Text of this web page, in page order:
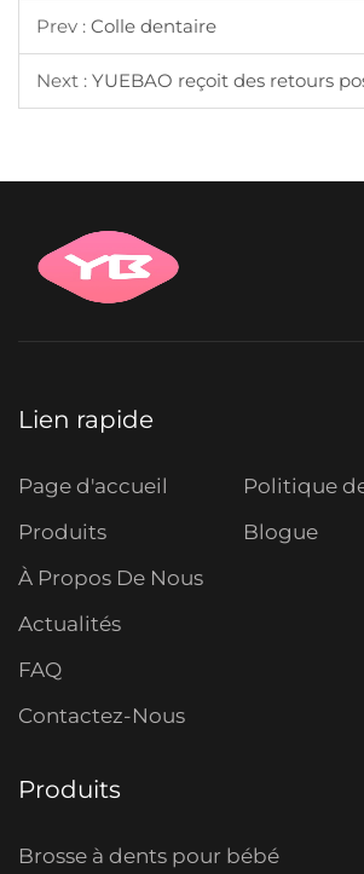
Prev : Colle dentaire
Next : YUEBAO reçoit des retours positifs pendant quatre
Lien rapide
Page d'accueil
Produits
À Propos De Nous
Actualités
FAQ
Contactez-Nous
Politique
Blogue
Produits
Brosse à dents pour bébé